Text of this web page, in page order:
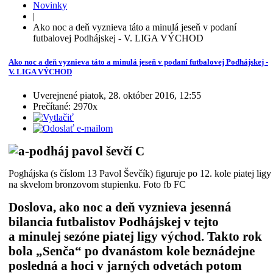
Novinky
|
Ako noc a deň vyznieva táto a minulá jeseň v podaní
futbalovej Podhájskej - V. LIGA VÝCHOD
Ako noc a deň vyznieva táto a minulá jeseň v podaní futbalovej Podhájskej -
V. LIGA VÝCHOD
Uverejnené piatok, 28. október 2016, 12:55
Prečítané: 2970x
Poghájska (s číslom 13 Pavol Ševčík) figuruje po 12. kole piatej ligy
na skvelom bronzovom stupienku. Foto fb FC
Doslova, ako noc a deň vyznieva jesenná
bilancia futbalistov Podhájskej v tejto
a minulej sezóne piatej ligy východ. Takto rok
bola „Senča“ po dvanástom kole beznádejne
posledná a hoci v jarných odvetách potom